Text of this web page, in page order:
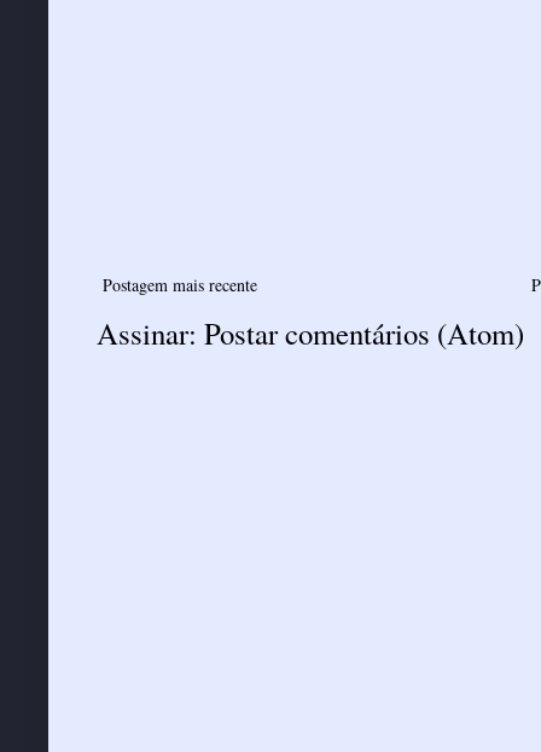
Postagem mais recente
Assinar: Postar comentários (Atom)